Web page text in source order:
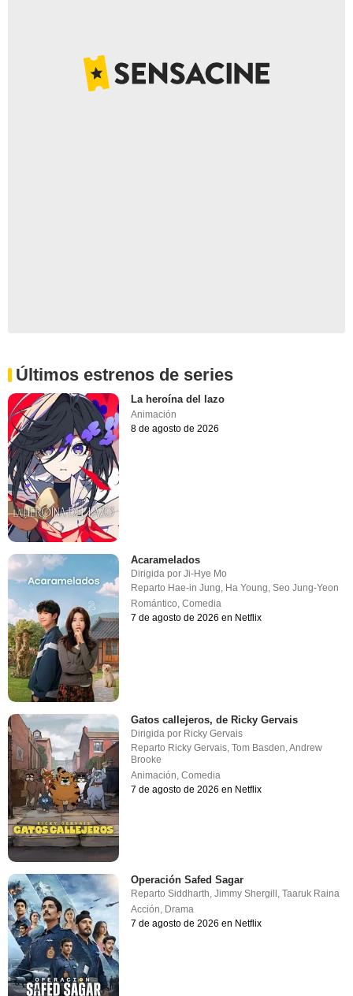
Últimos estrenos de series
La heroína del lazo
Animación
8 de agosto de 2026
Acaramelados
Dirigida porJi-Hye Mo
Reparto Hae-in Jung Ha Young ,Seo Jung-Yeon
Romántico ,Comedia
7 de agosto de 2026 en Netflix
Gatos callejeros, de Ricky Gervais
Dirigida por Ricky Gervais
Reparto Ricky Gervais,Tom Basden,Andrew
Brooke
Animación,Comedia
7 de agosto de 2026 en Netflix
Operación Safed Sagar
RepartoSiddharth,Jimmy Shergill ,Taaruk Raina
Acción, Drama
7 de agosto de 2026 en Netflix